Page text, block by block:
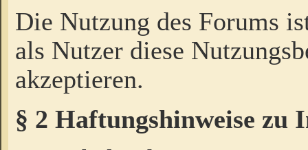
Die Nutzung des Forums
als Nutzer diese
akzeptieren.
§ 2 Haftungshinweise zu